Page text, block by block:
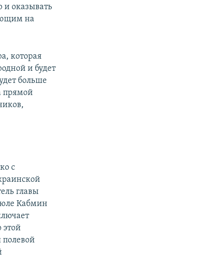
и оказывать
на
которая
и будет
больше
прямой
с
главы
Кабмин